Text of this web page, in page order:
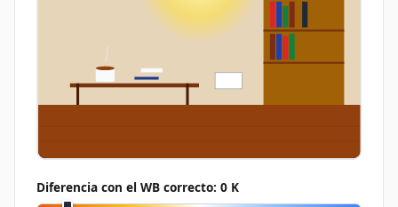
Diferencia con el WB correcto: 0 K